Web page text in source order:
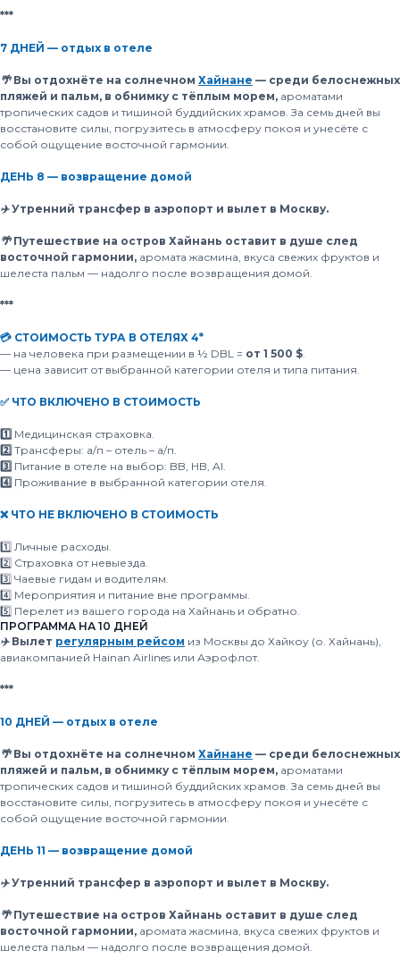
***
7 ДНЕЙ — отдых в отеле
🌴 Вы отдохнёте на солнечном Хайнане — среди белоснежных
пляжей и пальм, в обнимку с тёплым морем, ароматами
тропических садов и тишиной буддийских храмов. За семь дней вы
восстановите силы, погрузитесь в атмосферу покоя и унесёте с
собой ощущение восточной гармонии.
ДЕНЬ 8 — возвращение домой
✈️ Утренний трансфер в аэропорт и вылет в Москву.
🌴 Путешествие на остров Хайнань оставит в душе след
восточной гармонии, аромата жасмина, вкуса свежих фруктов и
шелеста пальм — надолго после возвращения домой.
***
💳 СТОИМОСТЬ ТУРА В ОТЕЛЯХ 4*
— на человека при размещении в ½ DBL = от 1 500 $.
— цена зависит от выбранной категории отеля и типа питания.
✅ ЧТО ВКЛЮЧЕНО В СТОИМОСТЬ
1️⃣ Медицинская страховка.
2️⃣ Трансферы: а/п – отель – а/п.
3️⃣ Питание в отеле на выбор: BB, HB, Al.
4️⃣ Проживание в выбранной категории отеля.
❌ ЧТО НЕ ВКЛЮЧЕНО В СТОИМОСТЬ
1️⃣ Личные расходы.
2️⃣ Страховка от невыезда.
3️⃣ Чаевые гидам и водителям.
4️⃣ Мероприятия и питание вне программы.
5️⃣ Перелет из вашего города на Хайнань и обратно.
ПРОГРАММА НА 10 ДНЕЙ
✈️ Вылет регулярным рейсом из Москвы до Хайкоу (о. Хайнань),
авиакомпанией Hainan Airlines или Аэрофлот.
***
10 ДНЕЙ — отдых в отеле
🌴 Вы отдохнёте на солнечном Хайнане — среди белоснежных
пляжей и пальм, в обнимку с тёплым морем, ароматами
тропических садов и тишиной буддийских храмов. За семь дней вы
восстановите силы, погрузитесь в атмосферу покоя и унесёте с
собой ощущение восточной гармонии.
ДЕНЬ 11 — возвращение домой
✈️ Утренний трансфер в аэропорт и вылет в Москву.
🌴 Путешествие на остров Хайнань оставит в душе след
восточной гармонии, аромата жасмина, вкуса свежих фруктов и
шелеста пальм — надолго после возвращения домой.